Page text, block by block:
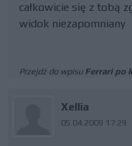
całkowicie się z tobą
widok niezapomniany
Przejdź do wpisu Ferrari po
Xellia
05.04.2009 17:29